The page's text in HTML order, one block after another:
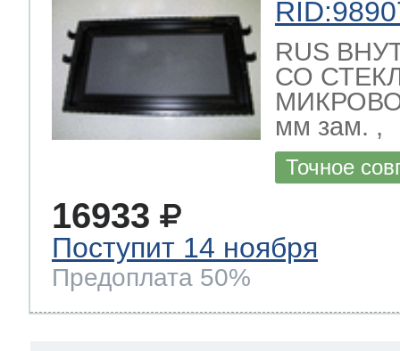
RUS
СО
мм зам. ,
Точное
16933
Поступит 14 ноября
Предоплата 50%